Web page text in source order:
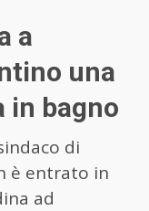
a
una
in bagno
di
è entrato in
ad